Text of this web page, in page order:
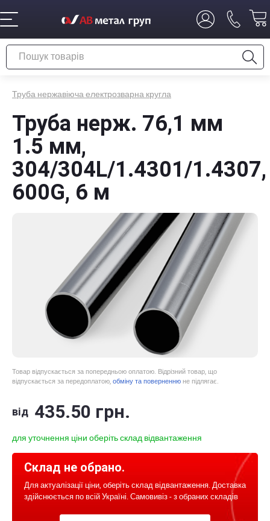
Труба нержавіюча електрозварна кругла
Труба нерж. 76,1 мм
1.5 мм,
304/304L/1.4301/1.4307,
600G, 6 м
Товар відпускається за попередньою оплатою. Відрізний товар, що
відпускається за передоплатою, обміну та поверненню не підлягає.
від 435.50 грн.
для уточнення ціни оберіть склад відвантаження
Склад не обрано.
Для актуалізації ціни, оберіть склад відвантаження. Доставка
здійснюється по всій Україні. Самовивіз - з обраних складів